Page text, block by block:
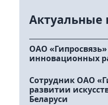
Актуальные
ОАО
инновационных
Сотрудник ОАО
развитии
Беларуси